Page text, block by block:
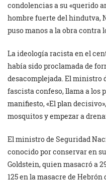
condolencias a su «querido
hombre fuerte del hindutva,
puso manos a la obra contra
La ideología racista en el
había sido proclamada de
desacomplejada. El ministro
fascista confeso, llama a los
manifiesto, «El plan
mosquitos y empezar a
El ministro de Seguridad
conocido por conservar en
Goldstein, quien masacró a
125 en la masacre de Hebrón